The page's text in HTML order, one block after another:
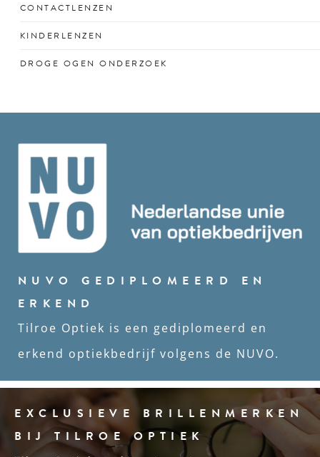
schoolprestaties met vertrouwen.
CONTACTLENZEN
schermtijd.
KINDERLENZEN
DROGE OGEN ONDERZOEK
NUVO GEDIPLOMEERD EN
ERKEND
Tilroe Optiek is een gediplomeerd en
erkend optiekbedrijf volgens de NUVO.
EXCLUSIEVE BRILLENMERKEN
BIJ TILROE OPTIEK